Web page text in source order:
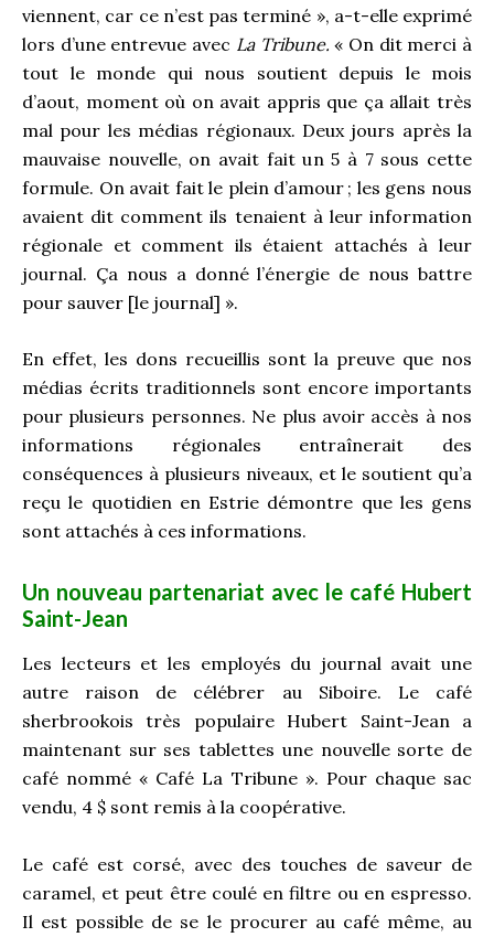
viennent, car ce n’est pas terminé », a-t-elle exprimé
lors d’une entrevue avec La Tribune.« On dit merci à
tout le monde qui nous soutient depuis le mois
d’aout, moment où on avait appris que ça allait très
mal pour les médias régionaux. Deux jours après la
mauvaise nouvelle, on avait fait un 5 à 7 sous cette
formule. On avait fait le plein d’amour ; les gens nous
avaient dit comment ils tenaient à leur information
régionale et comment ils étaient attachés à leur
journal. Ça nous a donné l’énergie de nous battre
pour sauver [le journal] ».
En effet, les dons recueillis sont la preuve que nos
médias écrits traditionnels sont encore importants
pour plusieurs personnes. Ne plus avoir accès à nos
informations régionales entraînerait des
conséquences à plusieurs niveaux, et le soutient qu’a
reçu le quotidien en Estrie démontre que les gens
sont attachés à ces informations.
Un nouveau partenariat avec le café Hubert
Saint-Jean
Les lecteurs et les employés du journal avait une
autre raison de célébrer au Siboire. Le café
sherbrookois très populaire Hubert Saint-Jean a
maintenant sur ses tablettes une nouvelle sorte de
café nommé « Café La Tribune ». Pour chaque sac
vendu, 4 $ sont remis à la coopérative.
Le café est corsé, avec des touches de saveur de
caramel, et peut être coulé en filtre ou en espresso.
Il est possible de se le procurer au café même, au